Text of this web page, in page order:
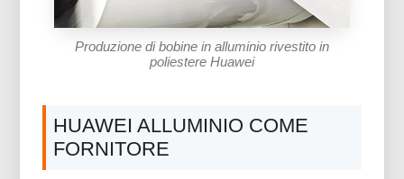
Produzione di bobine in alluminio rivestito in
poliestere Huawei
HUAWEI ALLUMINIO COME
FORNITORE